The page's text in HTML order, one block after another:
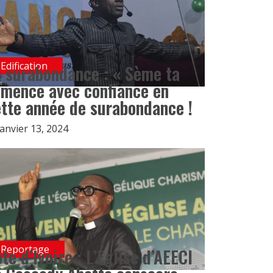
Edification
surabondance : « Sème ta
avec confiance en
année de surabondance !
13, 2024
Reportage
d’Ivoire : L’Église d’AEECI